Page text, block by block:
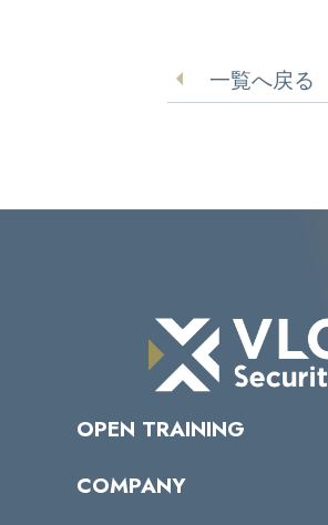
一覧へ戻る
OPEN TRAINING
受講者の声
COMPANY